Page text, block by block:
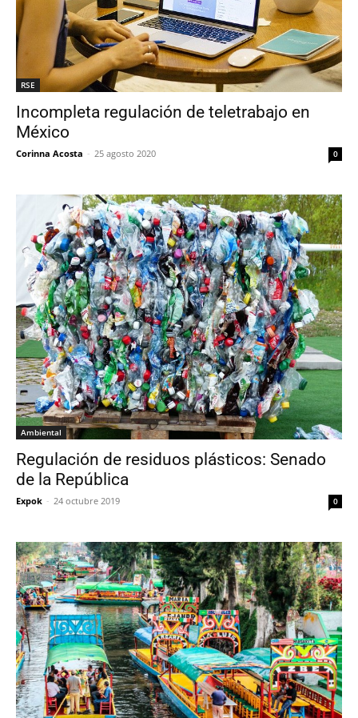
RSE
Incompleta regulación de teletrabajo en
México
Corinna Acosta - 25 agosto 2020 0
Ambiental
Regulación de residuos plásticos: Senado
de la República
Expok - 24 octubre 2019 0